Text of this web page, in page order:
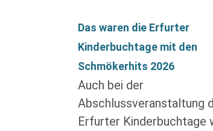
Das waren die Erfurter
Kinderbuchtage mit den
Schmökerhits 2026
Auch bei der
Abschlussveranstaltung
Erfurter Kinderbuchtage